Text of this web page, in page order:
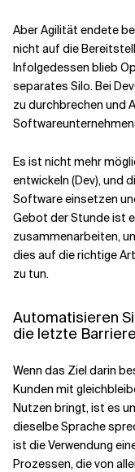
Aber Agilität endete
nicht auf die
Infolgedessen blieb
separates Silo. Bei
zu durchbrechen und
Es ist nicht mehr
entwickeln (Dev), und
Software einsetzen
Gebot der Stunde ist
zusammenarbeiten,
dies auf die richtige
zu tun.
Automatisieren
die letzte
Wenn das Ziel darin
Kunden mit
Nutzen bringt, ist es
dieselbe Sprache
ist die Verwendung
Prozessen, die von